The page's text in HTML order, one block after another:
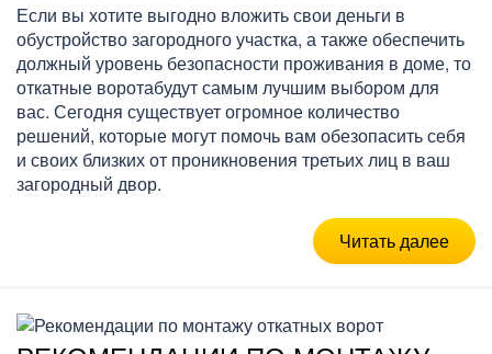
Если вы хотите выгодно вложить свои деньги в
обустройство загородного участка, а также обеспечить
должный уровень безопасности проживания в доме, то
откатные воротабудут самым лучшим выбором для
вас. Сегодня существует огромное количество
решений, которые могут помочь вам обезопасить себя
и своих близких от проникновения третьих лиц в ваш
загородный двор.
Читать далее